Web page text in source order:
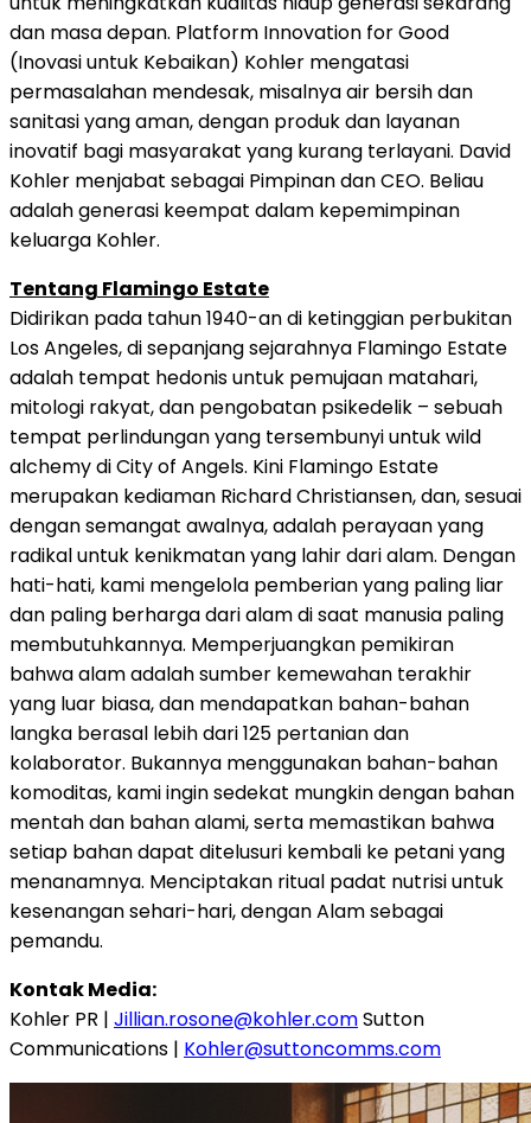
dan masa depan. Platform Innovation for Good
(Inovasi untuk Kebaikan) Kohler mengatasi
permasalahan mendesak, misalnya air bersih dan
sanitasi yang aman, dengan produk dan layanan
inovatif bagi masyarakat yang kurang terlayani. David
Kohler menjabat sebagai Pimpinan dan CEO. Beliau
adalah generasi keempat dalam kepemimpinan
keluarga Kohler.
Tentang Flamingo Estate
Didirikan pada tahun 1940-an di ketinggian perbukitan
Los Angeles, di sepanjang sejarahnya Flamingo Estate
adalah tempat hedonis untuk pemujaan matahari,
mitologi rakyat, dan pengobatan psikedelik – sebuah
tempat perlindungan yang tersembunyi untuk wild
alchemy di City of Angels. Kini Flamingo Estate
merupakan kediaman Richard Christiansen, dan, sesuai
dengan semangat awalnya, adalah perayaan yang
radikal untuk kenikmatan yang lahir dari alam. Dengan
hati-hati, kami mengelola pemberian yang paling liar
dan paling berharga dari alam di saat manusia paling
membutuhkannya. Memperjuangkan pemikiran
bahwa alam adalah sumber kemewahan terakhir
yang luar biasa, dan mendapatkan bahan-bahan
langka berasal lebih dari 125 pertanian dan
kolaborator. Bukannya menggunakan bahan-bahan
komoditas, kami ingin sedekat mungkin dengan bahan
mentah dan bahan alami, serta memastikan bahwa
setiap bahan dapat ditelusuri kembali ke petani yang
menanamnya. Menciptakan ritual padat nutrisi untuk
kesenangan sehari-hari, dengan Alam sebagai
pemandu.
Kontak Media:
Kohler PR | Jillian.rosone@kohler.comSutton
Communications | Kohler@suttoncomms.com